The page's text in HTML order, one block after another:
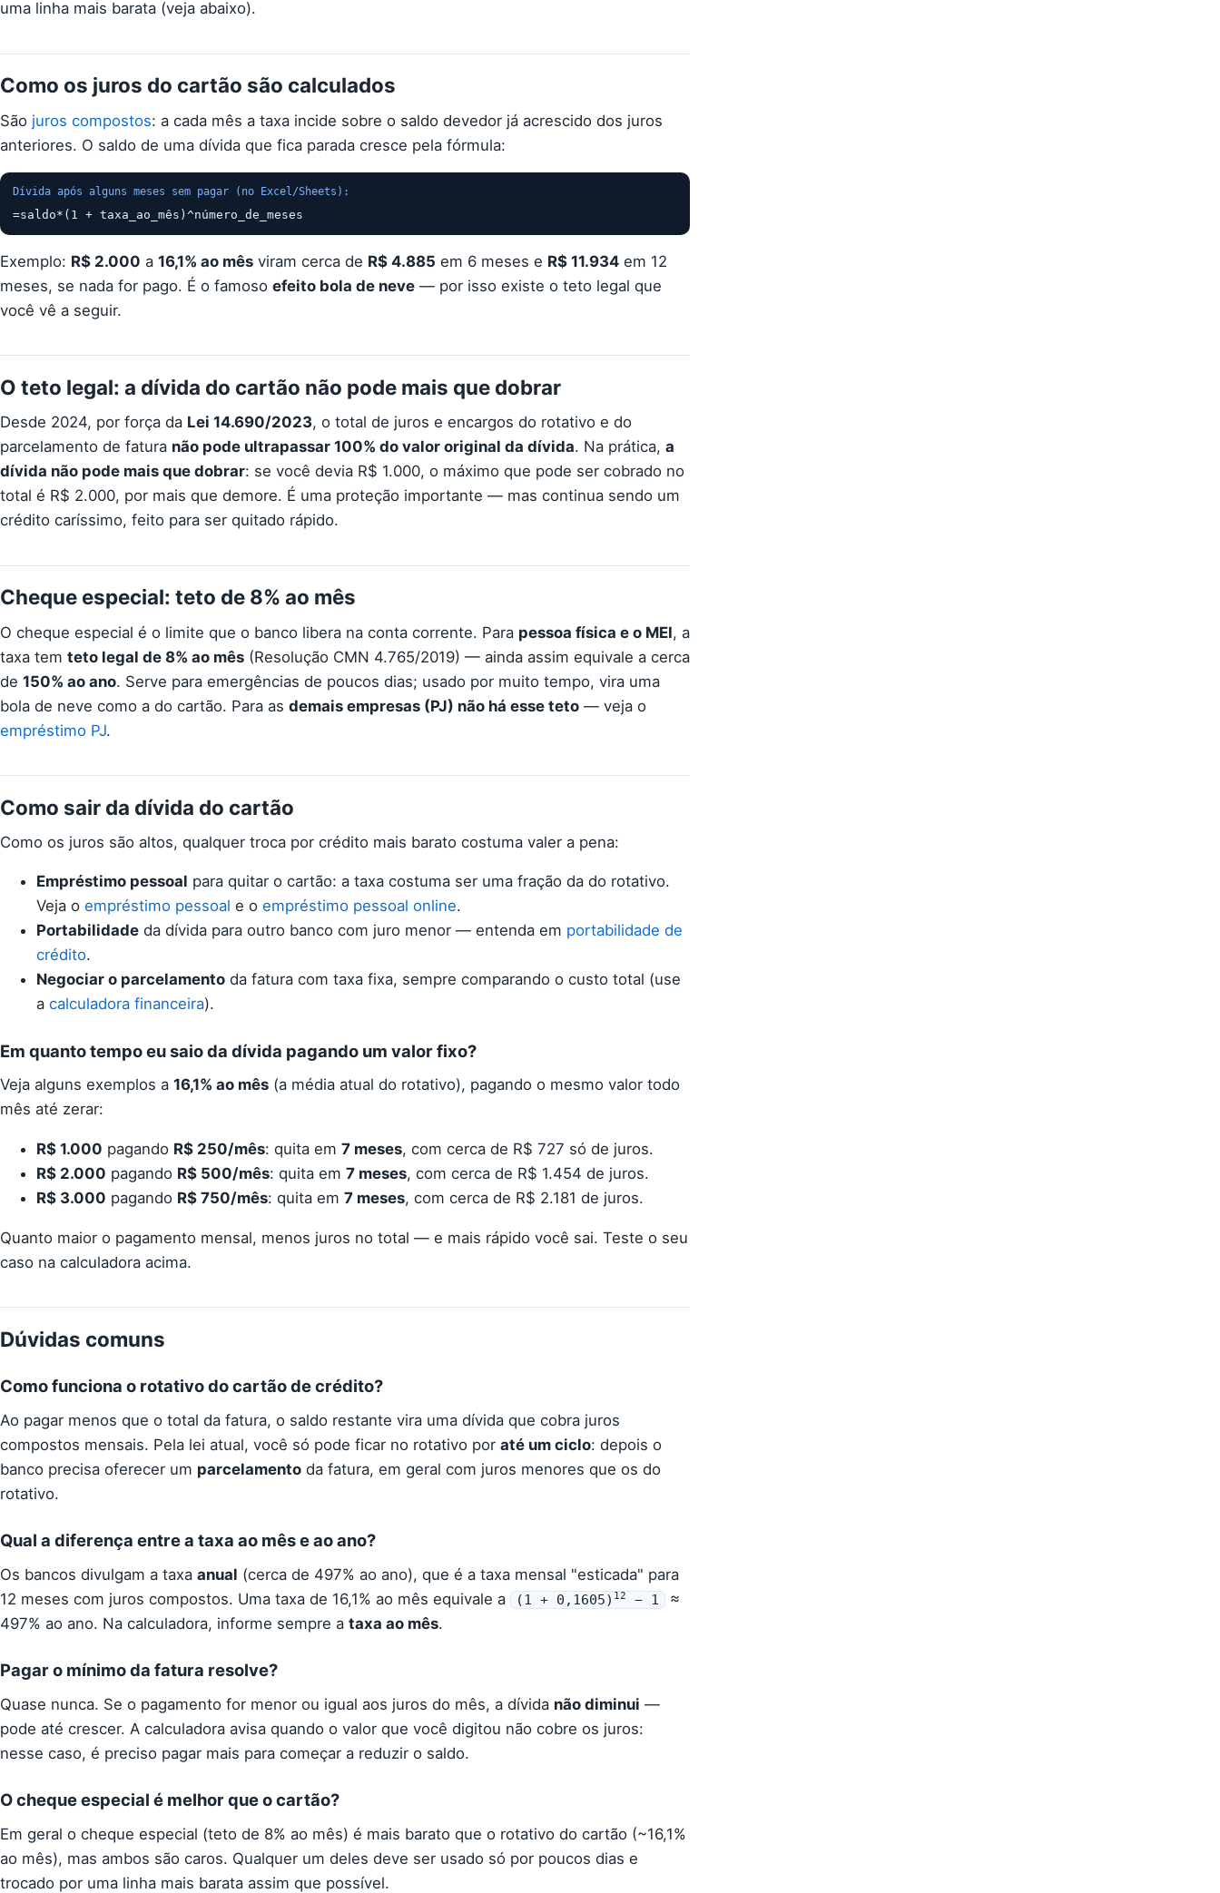
uma linha mais barata (veja abaixo).
Como os juros do cartão são calculados
São juros compostos: a cada mês a taxa incide sobre o saldo devedor já acrescido dos juros
anteriores. O saldo de uma dívida que fica parada cresce pela fórmula:
Dívida após alguns meses sem pagar (no Excel/Sheets):
=saldo*(1 + taxa_ao_mês)^número_de_meses
Exemplo: R$ 2.000 a 16,1% ao mês viram cerca de R$ 4.885 em 6 meses e R$ 11.934 em 12
meses, se nada for pago. É o famoso efeito bola de neve — por isso existe o teto legal que
você vê a seguir.
O teto legal: a dívida do cartão não pode mais que dobrar
Desde 2024, por força da Lei 14.690/2023, o total de juros e encargos do rotativo e do
parcelamento de fatura não pode ultrapassar 100% do valor original da dívida. Na prática, a
dívida não pode mais que dobrar: se você devia R$ 1.000, o máximo que pode ser cobrado no
total é R$ 2.000, por mais que demore. É uma proteção importante — mas continua sendo um
crédito caríssimo, feito para ser quitado rápido.
Cheque especial: teto de 8% ao mês
O cheque especial é o limite que o banco libera na conta corrente. Para pessoa física e o MEI, a
taxa tem teto legal de 8% ao mês (Resolução CMN 4.765/2019) — ainda assim equivale a cerca
de 150% ao ano. Serve para emergências de poucos dias; usado por muito tempo, vira uma
bola de neve como a do cartão. Para as demais empresas (PJ) não há esse teto — veja o
empréstimo PJ.
Como sair da dívida do cartão
Como os juros são altos, qualquer troca por crédito mais barato costuma valer a pena:
Empréstimo pessoal para quitar o cartão: a taxa costuma ser uma fração da do rotativo.
Veja o empréstimo pessoal e o empréstimo pessoal online.
Portabilidade da dívida para outro banco com juro menor — entenda em portabilidade de
crédito.
Negociar o parcelamento da fatura com taxa fixa, sempre comparando o custo total (use
a calculadora financeira).
Em quanto tempo eu saio da dívida pagando um valor fixo?
Veja alguns exemplos a 16,1% ao mês (a média atual do rotativo), pagando o mesmo valor todo
mês até zerar:
R$ 1.000 pagando R$ 250/mês: quita em 7 meses, com cerca de R$ 727 só de juros.
R$ 2.000 pagando R$ 500/mês: quita em 7 meses, com cerca de R$ 1.454 de juros.
R$ 3.000 pagando R$ 750/mês: quita em 7 meses, com cerca de R$ 2.181 de juros.
Quanto maior o pagamento mensal, menos juros no total — e mais rápido você sai. Teste o seu
caso na calculadora acima.
Dúvidas comuns
Como funciona o rotativo do cartão de crédito?
Ao pagar menos que o total da fatura, o saldo restante vira uma dívida que cobra juros
compostos mensais. Pela lei atual, você só pode ficar no rotativo por até um ciclo: depois o
banco precisa oferecer um parcelamento da fatura, em geral com juros menores que os do
rotativo.
Qual a diferença entre a taxa ao mês e ao ano?
Os bancos divulgam a taxa anual (cerca de 497% ao ano), que é a taxa mensal "esticada" para
12 meses com juros compostos. Uma taxa de 16,1% ao mês equivale a
(1 + 0,1605) 12 − 1 ≈
497% ao ano. Na calculadora, informe sempre a taxa ao mês.
Pagar o mínimo da fatura resolve?
Quase nunca. Se o pagamento for menor ou igual aos juros do mês, a dívida não diminui —
pode até crescer. A calculadora avisa quando o valor que você digitou não cobre os juros:
nesse caso, é preciso pagar mais para começar a reduzir o saldo.
O cheque especial é melhor que o cartão?
Em geral o cheque especial (teto de 8% ao mês) é mais barato que o rotativo do cartão (~16,1%
ao mês), mas ambos são caros. Qualquer um deles deve ser usado só por poucos dias e
trocado por uma linha mais barata assim que possível.